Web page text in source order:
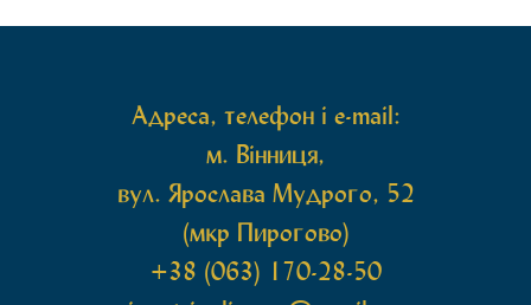
Адреса, телефон і e-mail:
м. Вінниця,
вул. Ярослава Мудрого, 52
(мкр Пирогово)
+38 (063) 170-28-50